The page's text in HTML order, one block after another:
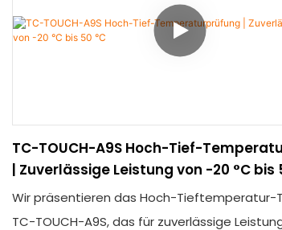
TC-TOUCH-A9S Hoch-Tief-
| Zuverlässige Leistung von -20 °C bis
Wir präsentieren das Hoch-Tieftemperatur-
TC-TOUCH-A9S, das für zuverlässige